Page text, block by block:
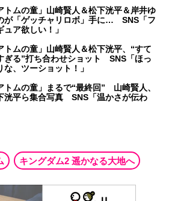
トムの童」山崎賢人＆松下洸平＆岸井ゆ
が「ゲッチャリロボ」手に… SNS「フ
ュア欲しい！」
トムの童」山崎賢人＆松下洸平、“すて
ぎる”打ち合わせショット SNS「ほっ
な、ツーショット！」
トムの童」まるで“最終回” 山崎賢人、
洸平ら集合写真 SNS「温かさが伝わ
キングダム2 遥かなる大地へ